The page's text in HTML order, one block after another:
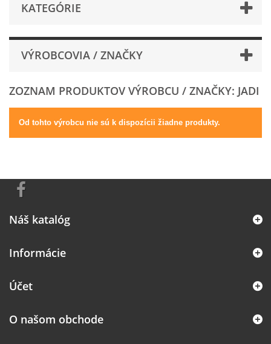
KATEGÓRIE
VÝROBCOVIA / ZNAČKY
ZOZNAM PRODUKTOV VÝROBCU / ZNAČKY: JADI
Od tohto výrobcu nie sú k dispozícii žiadne produkty.
Náš katalóg
Informácie
Účet
O našom obchode